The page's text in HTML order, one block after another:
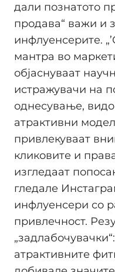
дали познатото
продава“ важи и
инфлуенсерите.
мантра во
објаснуваат
истражувачи на
однесување,
атрактивни
привлекуваат
кликовите и
изгледаат
гледале
инфлуенсери со
привлечност.
атрактивните